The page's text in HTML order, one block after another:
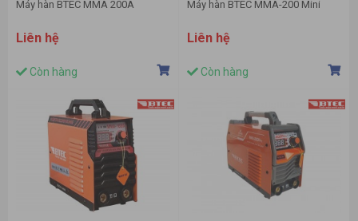
Máy hàn BTEC MMA 200A
Liên hệ
Còn hàng
Máy hàn BTEC MMA-200 Mini
Liên hệ
Còn hàng